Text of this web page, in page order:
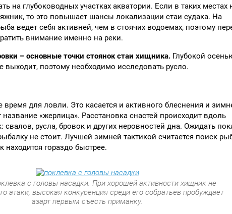
на глубоководных участках акватории. Если в таких местах
то это повышает шансы локализации стаи судака. На
ведет себя активней, чем в стоячих водоемах, поэтому
внимание именно на реки.
– основные точки стоянок стаи хищника.Глубокой
выходит, поэтому необходимо исследовать русло.
для ловли. Это касается и активного блеснения и
«жерлица». Расстановка снастей происходит вдоль
свалов, русла, бровок и других неровностей дна. Ожидать
не стоит. Лучшей зимней тактикой считается поиск
находится гораздо быстрее.
с головы насадки. При хорошей активности хищник не
атаки, высокая конкуренция среди его собратьев пробуждает
азарт первым съесть приманку.